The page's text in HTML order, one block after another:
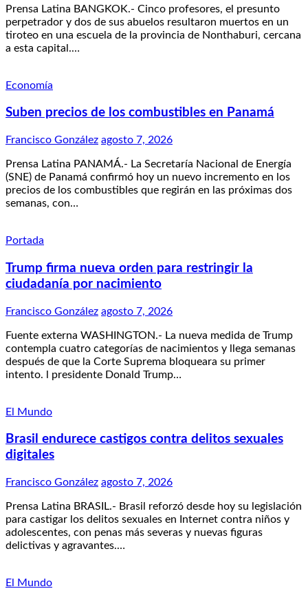
Prensa Latina BANGKOK.- Cinco profesores, el presunto
perpetrador y dos de sus abuelos resultaron muertos en un
tiroteo en una escuela de la provincia de Nonthaburi, cercana
a esta capital.…
Economía
Suben precios de los combustibles en Panamá
Francisco González agosto 7, 2026
Prensa Latina PANAMÁ.- La Secretaría Nacional de Energía
(SNE) de Panamá confirmó hoy un nuevo incremento en los
precios de los combustibles que regirán en las próximas dos
semanas, con…
Portada
Trump firma nueva orden para restringir la
ciudadanía por nacimiento
Francisco González agosto 7, 2026
Fuente externa WASHINGTON.- La nueva medida de Trump
contempla cuatro categorías de nacimientos y llega semanas
después de que la Corte Suprema bloqueara su primer
intento. l presidente Donald Trump…
El Mundo
Brasil endurece castigos contra delitos sexuales
digitales
Francisco González agosto 7, 2026
Prensa Latina BRASIL.- Brasil reforzó desde hoy su legislación
para castigar los delitos sexuales en Internet contra niños y
adolescentes, con penas más severas y nuevas figuras
delictivas y agravantes.…
El Mundo